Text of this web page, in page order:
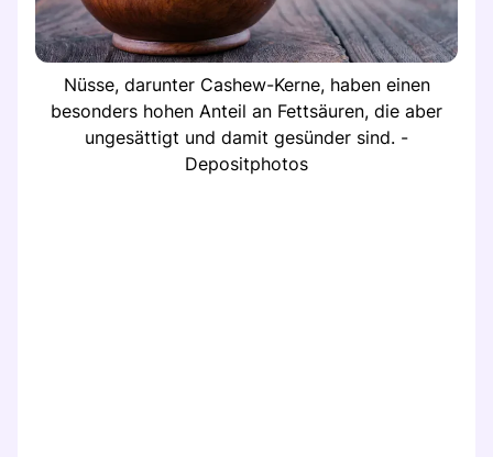
Nüsse, darunter Cashew-Kerne, haben einen
besonders hohen Anteil an Fettsäuren, die aber
ungesättigt und damit gesünder sind. -
Depositphotos